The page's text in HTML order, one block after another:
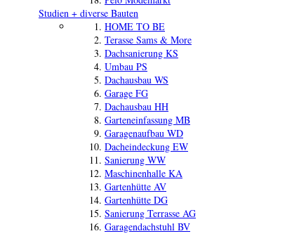
Studien + diverse Bauten
HOME TO BE
Terasse Sams & More
Dachsanierung KS
Umbau PS
Dachausbau WS
Garage FG
Dachausbau HH
Garteneinfassung MB
Garagenaufbau WD
Dacheindeckung EW
Sanierung WW
Maschinenhalle KA
Gartenhütte AV
Gartenhütte DG
Sanierung Terrasse AG
Garagendachstuhl BV